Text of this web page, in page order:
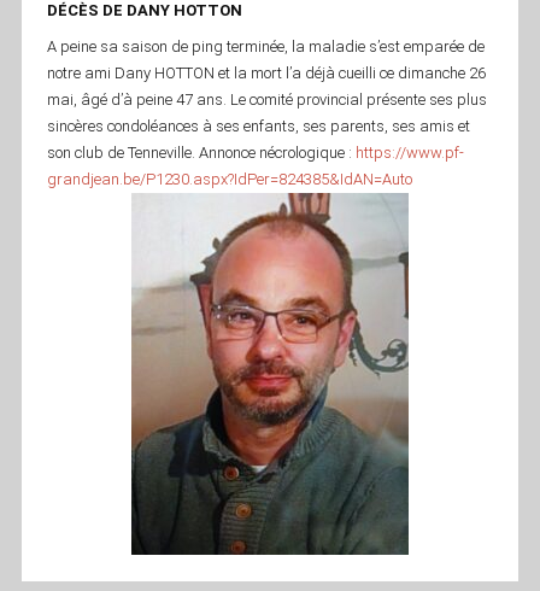
DÉCÈS DE DANY HOTTON
A peine sa saison de ping terminée, la maladie s’est emparée de
notre ami Dany HOTTON et la mort l’a déjà cueilli ce dimanche 26
mai, âgé d’à peine 47 ans. Le comité provincial présente ses plus
sincères condoléances à ses enfants, ses parents, ses amis et
son club de Tenneville. Annonce nécrologique : https://www.pf-
grandjean.be/P1230.aspx?IdPer=824385&IdAN=Auto